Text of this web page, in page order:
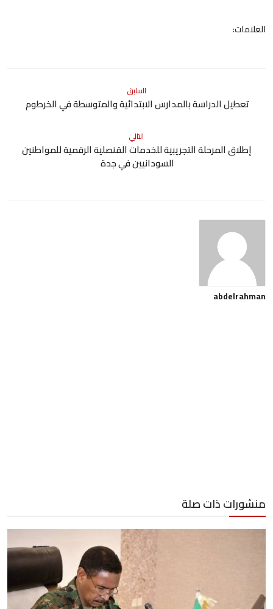
العلامات:
السابق
تعطيل الدراسة بالمدارس الابتدائية والمتوسطة في الخرطوم
التالي
إطلاق المرحلة التجريبية للخدمات القنصلية الرقمية للمواطنين
السودانيين في جدة
abdelrahman
منشورات ذات صلة